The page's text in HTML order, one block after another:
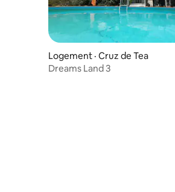
Logement · Cruz de Tea
Dreams Land 3